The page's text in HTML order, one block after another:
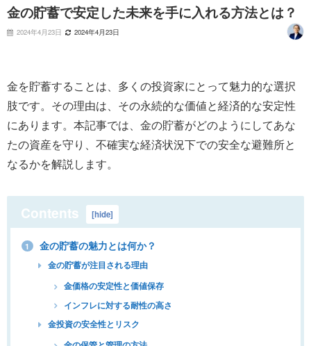
金の貯蓄で安定した未来を手に入れる方法とは？
2024年4月23日 2024年4月23日
金を貯蓄することは、多くの投資家にとって魅力的な選択
肢です。その理由は、その永続的な価値と経済的な安定性
にあります。本記事では、金の貯蓄がどのようにしてあな
たの資産を守り、不確実な経済状況下での安全な避難所と
なるかを解説します。
Contents [hide]
1 金の貯蓄の魅力とは何か？
金の貯蓄が注目される理由
金価格の安定性と価値保存
インフレに対する耐性の高さ
金投資の安全性とリスク